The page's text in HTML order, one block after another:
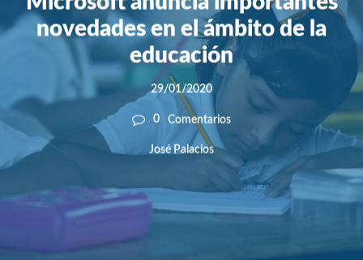
novedades en el ámbito de la
educación
29/01/2020
0 Comentarios
José Palacios